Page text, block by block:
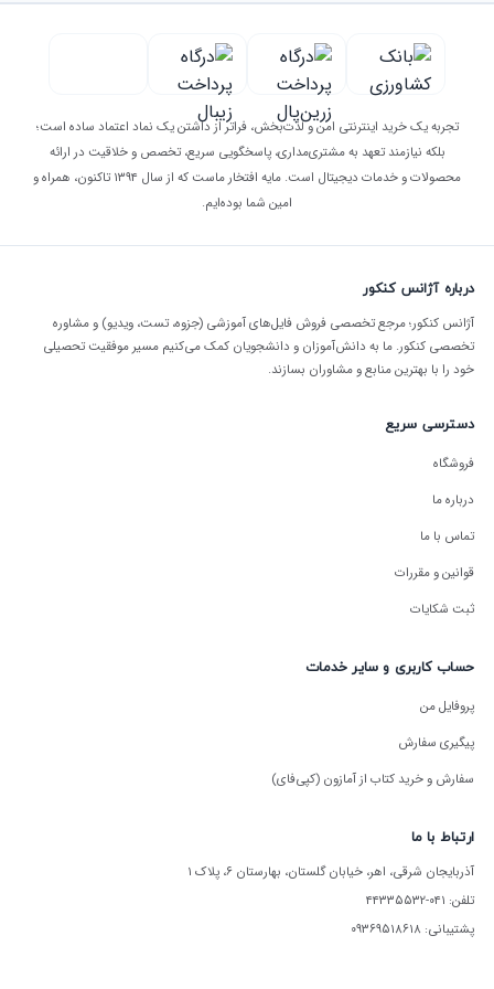
فروش کتاب و پکیج آموزشی تولید محتوا
در کنار فروشکتاب و منابع کمک‌درسی، پکیج آموزشی تخصصیتولید
محتوابرای علاقه‌مندان و معلمانی طراحی شده که می‌خواهند مهارت
تولید محتوای آموزشی را از صفر یاد بگیرند.
تولید محتوای آموزشی، جشنواره‌ای و نرم‌افزار اختصاصی
معلمان
خدمات تولید محتوا شاملموشن‌گرافیک،اینفوگرافیکونگارش
داستان کوتاه برای کلاس درس و جشنواره‌های مدرسه است. همچنین
تیم فنی آژانس کنکور،
نرم‌افزار و ابزارهای اختصاصی
روزانه معلمان طراحی و توسعه می‌دهد.
همکاری ما با دانش‌آموزان، دانشجویان، معلمان و مدارس است.
تجربه یک خرید اینترنتی امن و لذت‌بخش، فراتر از داشتن یک نماد اعتماد ساده است؛
بلکه نیازمند تعهد به مشتری‌مداری، پاسخگویی سریع، تخصص و خلاقیت در ارائه
محصولات و خدمات دیجیتال است. مایه افتخار ماست که از سال ۱۳۹۴ تاکنون، همراه و
امین شما بوده‌ایم.
درباره آژانس کنکور
آژانس کنکور؛ مرجع تخصصی فروش فایل‌های آموزشی (جزوه، تست، ویدیو) و مشاوره
تخصصی کنکور. ما به دانش‌آموزان و دانشجویان کمک می‌کنیم مسیر موفقیت تحصیلی
خود را با بهترین منابع و مشاوران بسازند.
دسترسی سریع
فروشگاه
درباره ما
تماس با ما
قوانین و مقررات
ثبت شکایات
حساب کاربری و سایر خدمات
پروفایل من
پیگیری سفارش
سفارش و خرید کتاب از آمازون (کپی‌فای)
ارتباط با ما
آذربایجان شرقی، اهر، خیابان گلستان، بهارستان ۶، پلاک ۱
تلفن: ۰۴۱-۴۴۳۳۵۵۳۲
پشتیبانی: ۰۹۳۶۹۵۱۸۶۱۸